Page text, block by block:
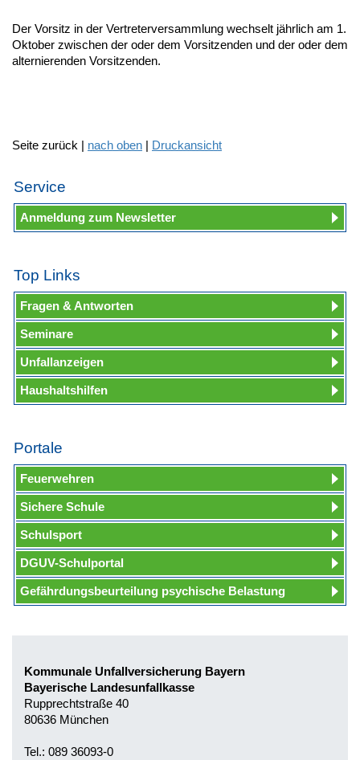
Der Vorsitz in der Vertreterversammlung wechselt jährlich am 1.
Oktober zwischen der oder dem Vorsitzenden und der oder dem
alternierenden Vorsitzenden.
Seite zurück | nach oben | Druckansicht
Service
Anmeldung zum Newsletter
Top Links
Fragen & Antworten
Seminare
Unfallanzeigen
Haushaltshilfen
Portale
Feuerwehren
Sichere Schule
Schulsport
DGUV-Schulportal
Gefährdungsbeurteilung psychische Belastung
Kommunale Unfallversicherung Bayern
Bayerische Landesunfallkasse
Rupprechtstraße 40
80636 München
Tel.: 089 36093-0